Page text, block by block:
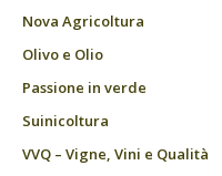
Nova Agricoltura
Olivo e Olio
Passione in verde
Suinicoltura
VVQ – Vigne, Vini e Qualità